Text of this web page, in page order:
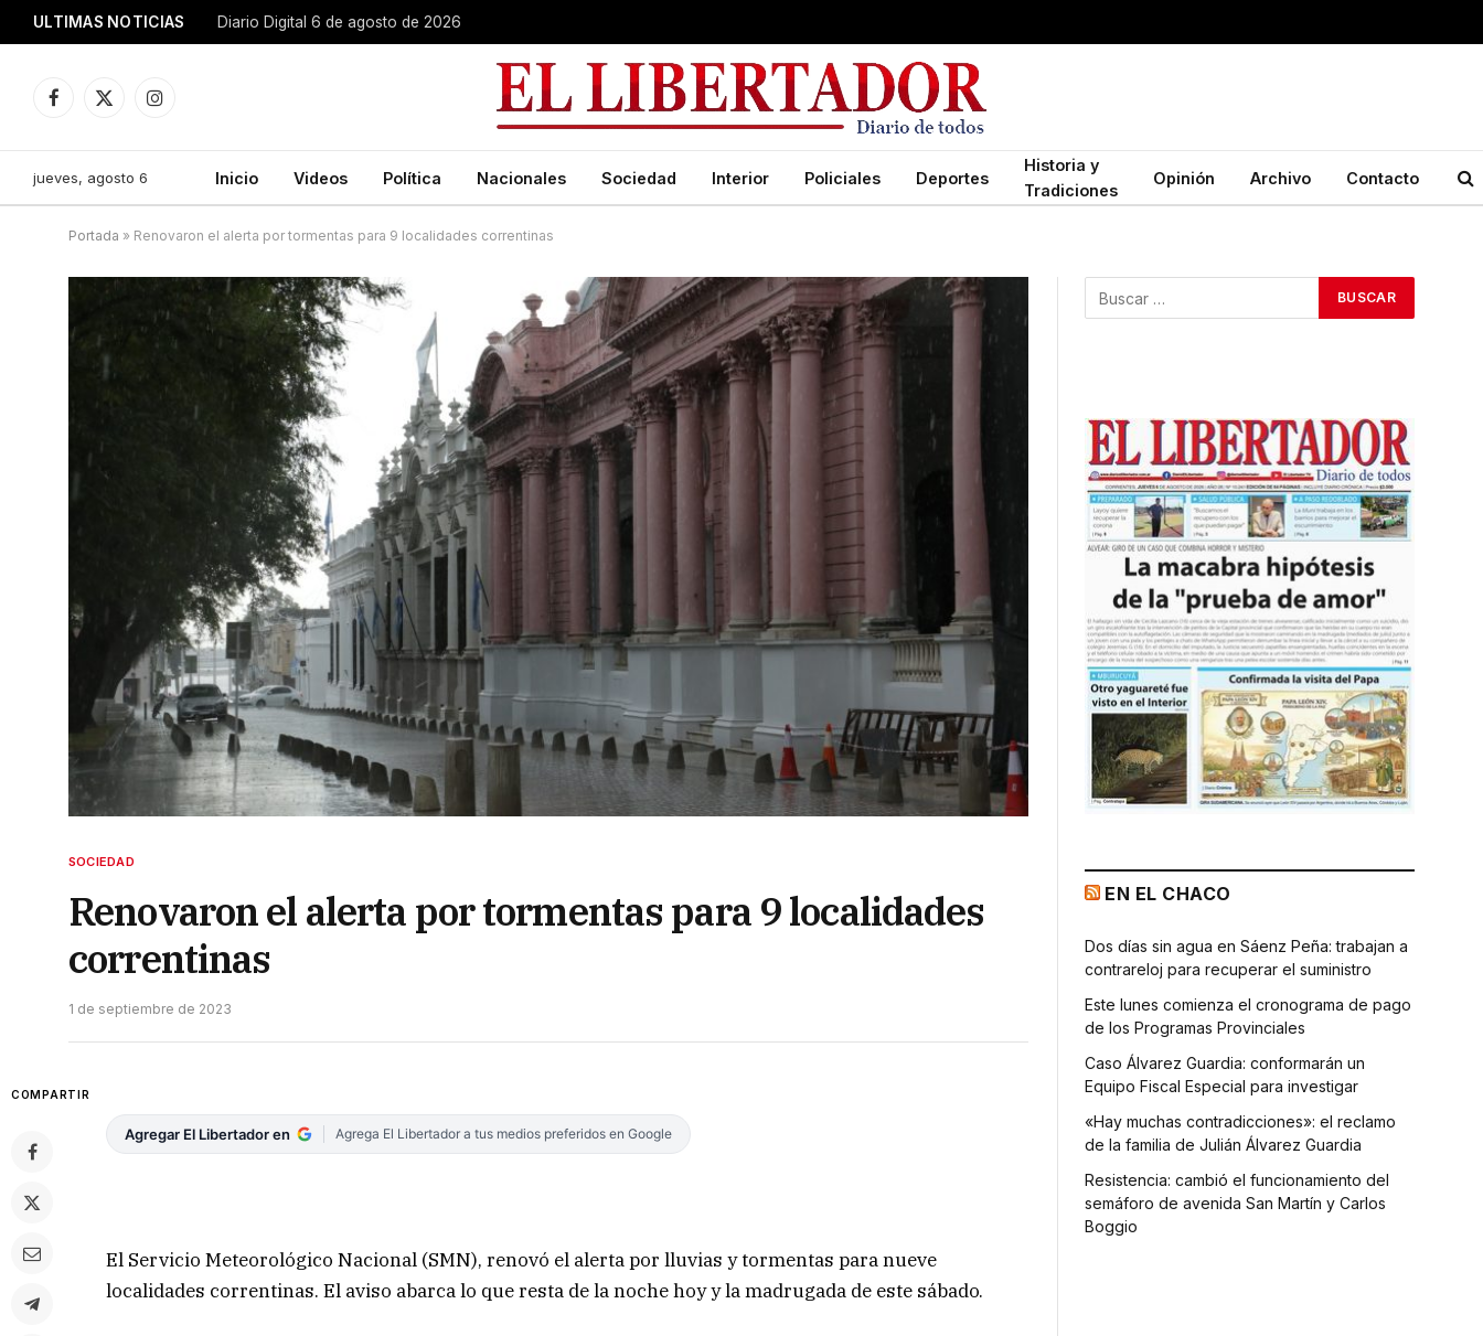
ULTIMAS NOTICIAS Diario Digital 6 de agosto de 2026
Facebook
X
Instagram
jueves, agosto 6 Inicio Videos Política Nacionales Sociedad Interior Policiales Deportes
Historia y
Tradiciones
Opinión Archivo Contacto
Portada » Renovaron el alerta por tormentas para 9 localidades correntinas
SOCIEDAD
Renovaron el alerta por tormentas para 9 localidades
correntinas
1 de septiembre de 2023
COMPARTIR
Agregar El Libertador en Agrega El Libertador a tus medios preferidos en Google
El Servicio Meteorológico Nacional (SMN), renovó el alerta por lluvias y tormentas para nueve
localidades correntinas. El aviso abarca lo que resta de la noche hoy y la madrugada de este sábado.
EN EL CHACO
Dos días sin agua en Sáenz Peña: trabajan a
contrareloj para recuperar el suministro
Este lunes comienza el cronograma de pago
de los Programas Provinciales
Caso Álvarez Guardia: conformarán un
Equipo Fiscal Especial para investigar
«Hay muchas contradicciones»: el reclamo
de la familia de Julián Álvarez Guardia
Resistencia: cambió el funcionamiento del
semáforo de avenida San Martín y Carlos
Boggio